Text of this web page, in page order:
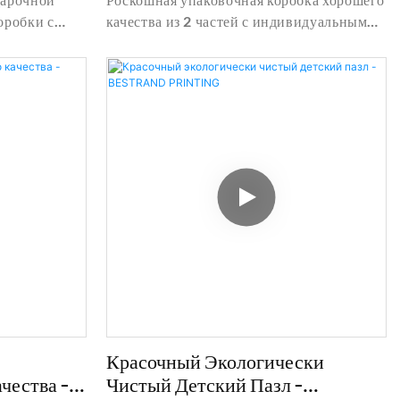
с
услуга
Ltd
качества из 2 частей с индивидуальным
цена о подарочной коробке от роскошной
упаковочной коробки хорошего качества
-
Красочный Экологически
Чистый Детский Пазл -